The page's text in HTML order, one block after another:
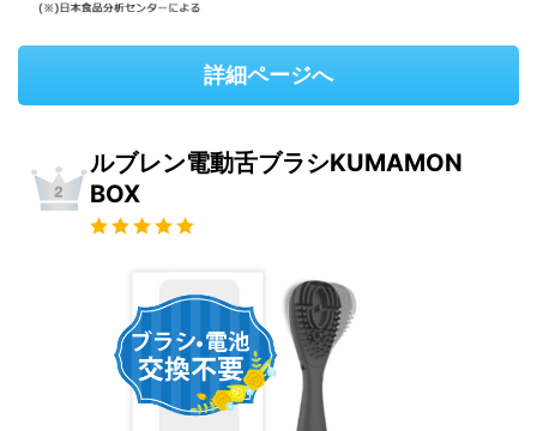
詳細ページへ
ルブレン電動舌ブラシKUMAMON
BOX